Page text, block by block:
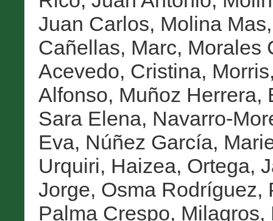
Juan Carlos, Molina
Cañellas, Marc, Morales
Acevedo, Cristina,
Alfonso, Muñoz Herrera,
Sara Elena, Navarro-
Eva, Núñez García,
Urquiri, Haizea, Ortega,
Jorge, Osma Rodríguez,
Palma Crespo, Milagros,